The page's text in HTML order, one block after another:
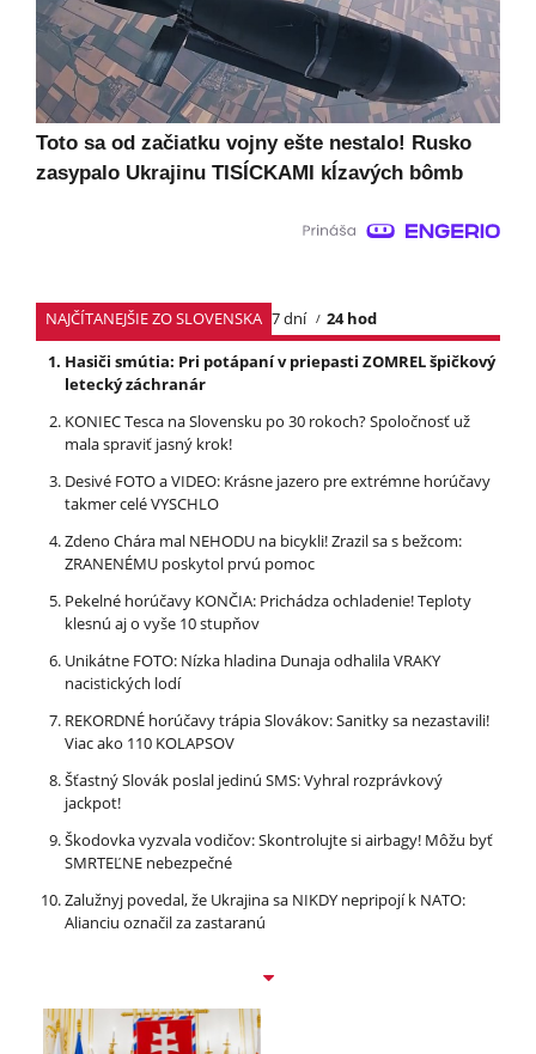
Toto sa od začiatku vojny ešte nestalo! Rusko
zasypalo Ukrajinu TISÍCKAMI kĺzavých bômb
NAJČÍTANEJŠIE ZO SLOVENSKA 7 dní
24 hod
Hasiči smútia: Pri potápaní v priepasti ZOMREL špičkový
letecký záchranár
KONIEC Tesca na Slovensku po 30 rokoch? Spoločnosť už
mala spraviť jasný krok!
Desivé FOTO a VIDEO: Krásne jazero pre extrémne horúčavy
takmer celé VYSCHLO
Zdeno Chára mal NEHODU na bicykli! Zrazil sa s bežcom:
ZRANENÉMU poskytol prvú pomoc
Pekelné horúčavy KONČIA: Prichádza ochladenie! Teploty
klesnú aj o vyše 10 stupňov
Unikátne FOTO: Nízka hladina Dunaja odhalila VRAKY
nacistických lodí
REKORDNÉ horúčavy trápia Slovákov: Sanitky sa nezastavili!
Viac ako 110 KOLAPSOV
Šťastný Slovák poslal jedinú SMS: Vyhral rozprávkový
jackpot!
Škodovka vyzvala vodičov: Skontrolujte si airbagy! Môžu byť
SMRTEĽNE nebezpečné
Zalužnyj povedal, že Ukrajina sa NIKDY nepripojí k NATO:
Alianciu označil za zastaranú